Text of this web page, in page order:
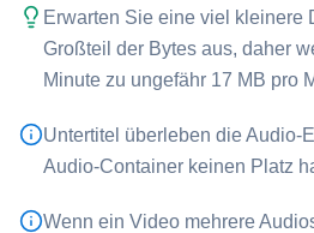
Erwarten Sie eine viel kleinere
Großteil der Bytes aus, daher
Minute zu ungefähr 17 MB pro
Untertitel überleben die Audio-
Audio-Container keinen Platz
Wenn ein Video mehrere